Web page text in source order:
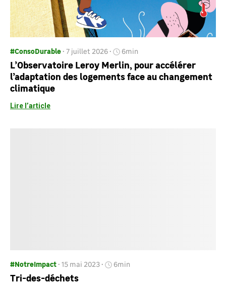
#ConsoDurable 7 juillet 2026 6min
L’Observatoire Leroy Merlin, pour accélérer
l’adaptation des logements face au changement
climatique
Lire l’article
#NotreImpact 15 mai 2023 6min
Tri-des-déchets